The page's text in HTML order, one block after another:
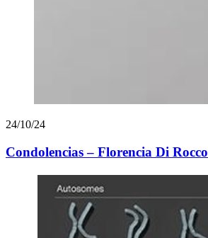
24/10/24
Condolencias – Florencia Di Rocco